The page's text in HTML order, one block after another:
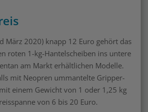
März 2020) knapp 12 Euro gehört das
roten 1-kg-Hantelscheiben ins untere
am Markt erhältlichen Modelle.
mit Neopren ummantelte Gripper-
einem Gewicht von 1 oder 1,25 kg
von 6 bis 20 Euro.